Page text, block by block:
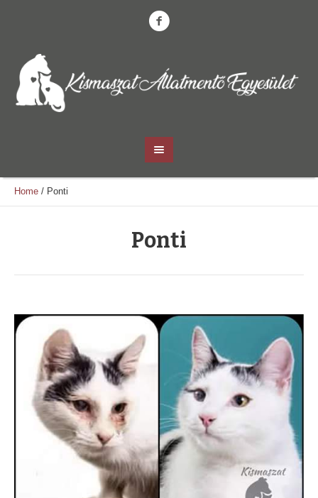
Home / Ponti
Ponti